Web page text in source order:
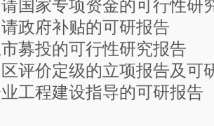
国家专项资金的可行性研
政府补贴的可研报告
募投的可行性研究报告
评价定级的立项报告及可
工程建设指导的可研报告